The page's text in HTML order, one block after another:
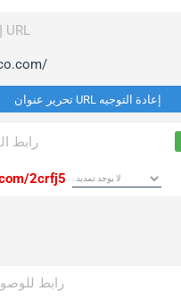
إعادة توجيه عنوان URL
تحرير عنوان URL إعادة التوجيه
رابط
2crfj5
رابط